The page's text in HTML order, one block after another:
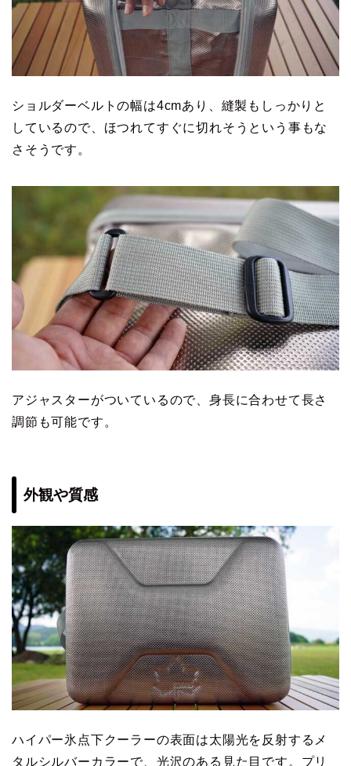
ショルダーベルトの幅は4cmあり、縫製もしっかりと
しているので、ほつれてすぐに切れそうという事もな
さそうです。
アジャスターがついているので、身長に合わせて長さ
調節も可能です。
外観や質感
ハイパー氷点下クーラーの表面は太陽光を反射するメ
タルシルバーカラーで、光沢のある見た目です。プリ